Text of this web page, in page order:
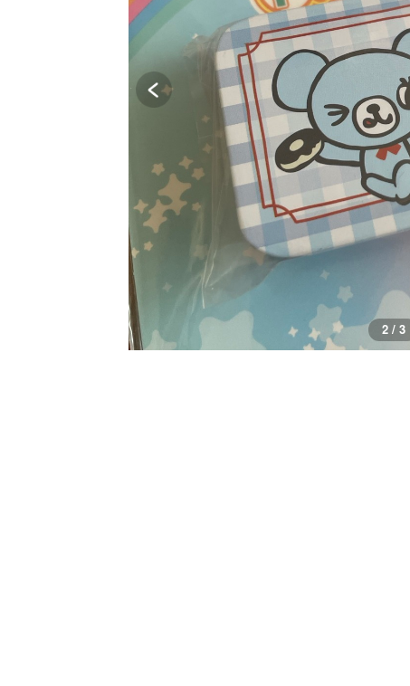
2 / 3